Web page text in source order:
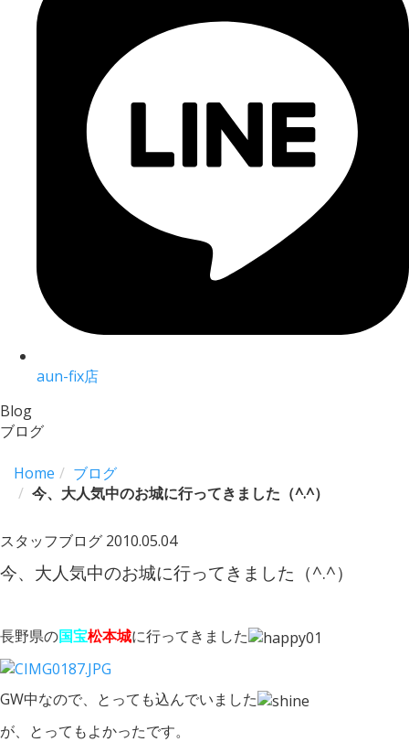
aun-fix店
Blog
ブログ
Home
ブログ
今、大人気中のお城に行ってきました（^.^）
スタッフブログ 2010.05.04
今、大人気中のお城に行ってきました（^.^）
長野県の国宝松本城に行ってきました
GW中なので、とっても込んでいました
が、とってもよかったです。